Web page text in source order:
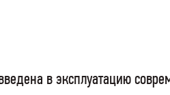
в эксплуатацию